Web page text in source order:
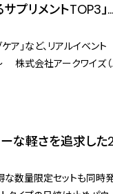
プリメントTOP3」が
ア」など、リアルイベント
プリメント”の調査を実施
ト直後の振り返りをまとめ
などは個別に調整可能で
ーな軽さを追求した
4日より新登場